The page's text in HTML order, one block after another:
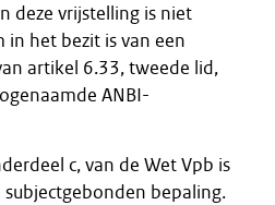
deze vrijstelling is niet
in het bezit is van een
artikel 6.33, tweede lid,
ANBI-
c, van de Wet Vpb is
bepaling.